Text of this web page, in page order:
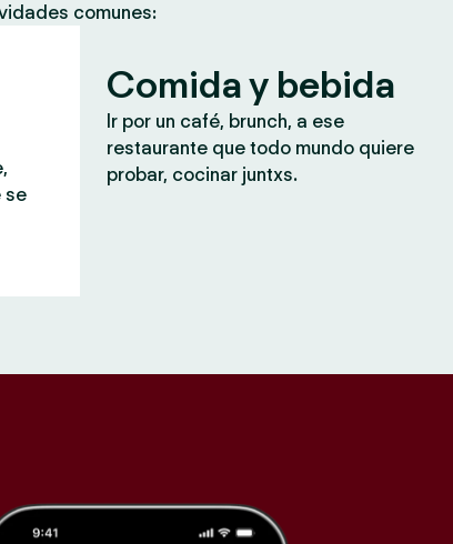
comunes:
se
Comida y bebida
Ir por un café, brunch, a ese
restaurante que todo mundo quiere
probar, cocinar juntxs.